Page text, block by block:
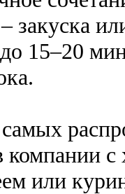
закуска
15–20
компании
или